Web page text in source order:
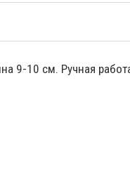
9-10 см. Ручная